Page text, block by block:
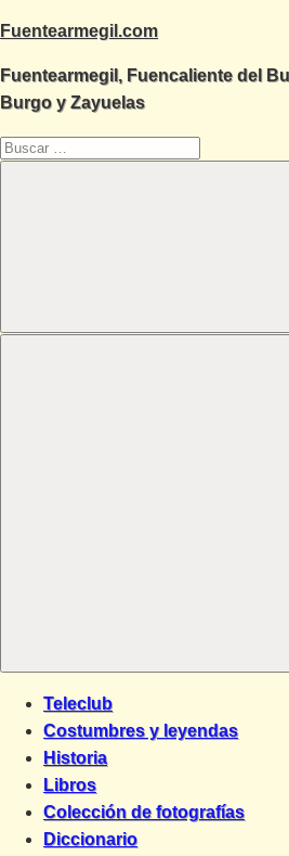
Saltar
contenido
Fuentearmegil.com
Fuentearmegil, Fuencaliente del
Burgo y Zayuelas
Buscar:
Buscar
Teleclub
Costumbres y leyendas
Historia
Libros
Colección de fotografías
Diccionario